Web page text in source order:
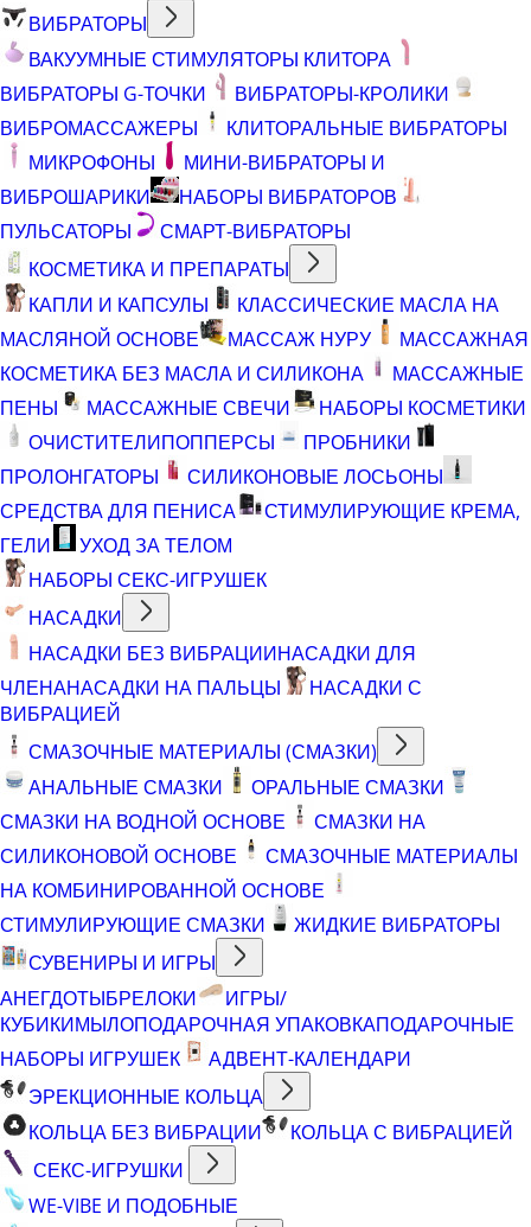
ВИБРАТОРЫ
ВАКУУМНЫЕ СТИМУЛЯТОРЫ КЛИТОРА
ВИБРАТОРЫ G-ТОЧКИ
ВИБРАТОРЫ-КРОЛИКИ
ВИБРОМАССАЖЕРЫ
КЛИТОРАЛЬНЫЕ ВИБРАТОРЫ
МИКРОФОНЫ
МИНИ-ВИБРАТОРЫ И
ВИБРОШАРИКИ
НАБОРЫ ВИБРАТОРОВ
ПУЛЬСАТОРЫ
СМАРТ-ВИБРАТОРЫ
КОСМЕТИКА И ПРЕПАРАТЫ
КАПЛИ И КАПСУЛЫ
КЛАССИЧЕСКИЕ МАСЛА НА
МАСЛЯНОЙ ОСНОВЕ
МАССАЖ НУРУ
МАССАЖНАЯ
КОСМЕТИКА БЕЗ МАСЛА И СИЛИКОНА
МАССАЖНЫЕ
ПЕНЫ
МАССАЖНЫЕ СВЕЧИ
НАБОРЫ КОСМЕТИКИ
ОЧИСТИТЕЛИПОППЕРСЫ
ПРОБНИКИ
ПРОЛОНГАТОРЫ
СИЛИКОНОВЫЕ ЛОСЬОНЫ
СРЕДСТВА ДЛЯ ПЕНИСА
СТИМУЛИРУЮЩИЕ КРЕМА,
ГЕЛИ
УХОД ЗА ТЕЛОМ
НАБОРЫ СЕКС-ИГРУШЕК
НАСАДКИ
НАСАДКИ БЕЗ ВИБРАЦИИНАСАДКИ ДЛЯ
ЧЛЕНАНАСАДКИ НА ПАЛЬЦЫ
НАСАДКИ С
ВИБРАЦИЕЙ
СМАЗОЧНЫЕ МАТЕРИАЛЫ (СМАЗКИ)
АНАЛЬНЫЕ СМАЗКИ
ОРАЛЬНЫЕ СМАЗКИ
СМАЗКИ НА ВОДНОЙ ОСНОВЕ
СМАЗКИ НА
СИЛИКОНОВОЙ ОСНОВЕ
СМАЗОЧНЫЕ МАТЕРИАЛЫ
НА КОМБИНИРОВАННОЙ ОСНОВЕ
СТИМУЛИРУЮЩИЕ СМАЗКИ
ЖИДКИЕ ВИБРАТОРЫ
СУВЕНИРЫ И ИГРЫ
АНЕГДОТЫБРЕЛОКИ
ИГРЫ/
КУБИКИМЫЛОПОДАРОЧНАЯ УПАКОВКАПОДАРОЧНЫЕ
НАБОРЫ ИГРУШЕК
АДВЕНТ-КАЛЕНДАРИ
ЭРЕКЦИОННЫЕ КОЛЬЦА
КОЛЬЦА БЕЗ ВИБРАЦИИ
КОЛЬЦА С ВИБРАЦИЕЙ
СЕКС-ИГРУШКИ
WE-VIBE И ПОДОБНЫЕ